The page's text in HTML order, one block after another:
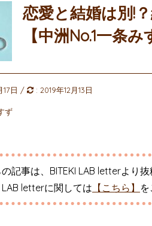
恋愛と結婚は別!
【中洲No.1一条
17日 / : 2019年12月13日
ず
記事は、BITEKI LAB letterより抜
LAB letterに関しては 【こちら】 を